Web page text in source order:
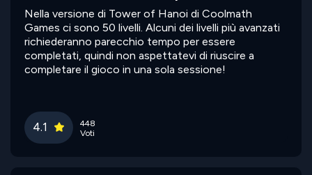
Nella versione di Tower of Hanoi di Coolmath
Games ci sono 50 livelli. Alcuni dei livelli più avanzati
richiederanno parecchio tempo per essere
completati, quindi non aspettatevi di riuscire a
completare il gioco in una sola sessione!
4.1
448
Voti